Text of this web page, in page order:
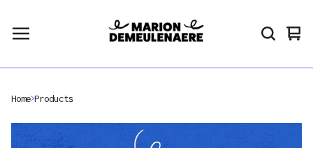
0
Home Products